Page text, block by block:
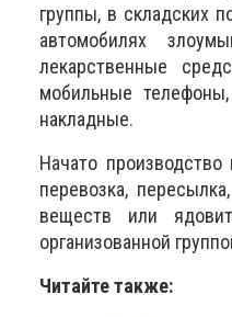
группы, в складских
автомобилях
лекарственные
мобильные
накладные.
Начато
перевозка,
веществ или
организованной
Читайте также: